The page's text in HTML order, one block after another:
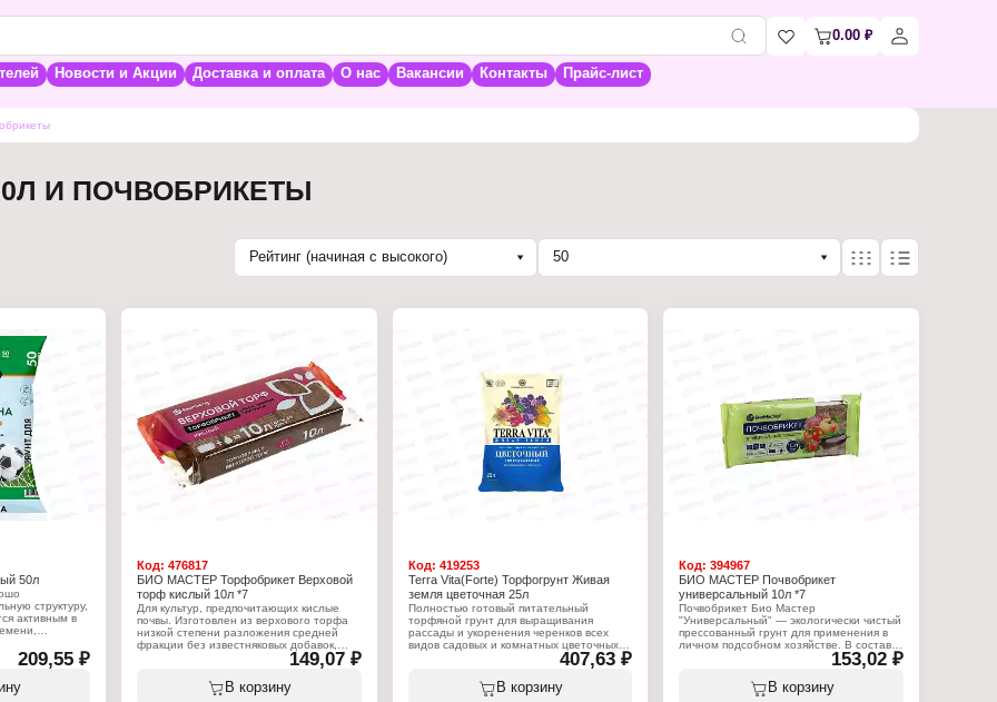
0.00 ₽
Новости и Акции Доставка и оплата О нас Вакансии Контакты Прайс-лист
И ПОЧВОБРИКЕТЫ
Рейтинг (начиная с высокого) 50
50л
структуру,
активным в
содержит
как в
209,55 ₽
Код:476817
БИО МАСТЕР Торфобрикет Верховой
торф кислый 10л *7
Для культур, предпочитающих кислые
почвы. Изготовлен из верхового торфа
низкой степени разложения средней
фракции без известняковых добавок,
имеет pH 3,5-4,2 и отличную структуру.
Характеристики:
Бренд: БиоМастер
149,07 ₽
В корзину
Код: 419253
Terra Vita(Forte) Торфогрунт Живая
земля цветочная 25л
Полностью готовый питательный
торфяной грунт для выращивания
рассады и укоренения черенков всех
видов садовых и комнатных цветочных и
декоративных культур. Содержание
основных питательныхэлементов, мг/л,
не менее: Азот (NH4 NO3) — 150 Калий
(K20) — 300 Фосфор (P2O5) — 270 pH
407,63 ₽
В корзину
Код:394967
БИО МАСТЕР Почвобрикет
универсальный 10л *7
Почвобрикет Био Мастер
"Универсальный" — экологически чистый
прессованный грунт для применения в
личном подсобном хозяйстве. В составе
смеси — торф, вермикулит и
сбалансированные компоненты, которые
обеспечивают оптимальные условия для
развития корневой системы, роста
153,02 ₽
В корзину